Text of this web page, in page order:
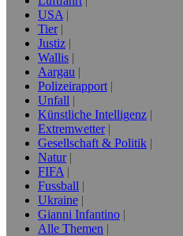
USA
Tier
Justiz
Wallis
Aargau
Polizeirapport
Unfall
Künstliche Intelligenz
Extremwetter
Gesellschaft & Politik
Natur
FIFA
Fussball
Ukraine
Gianni Infantino
Alle Themen